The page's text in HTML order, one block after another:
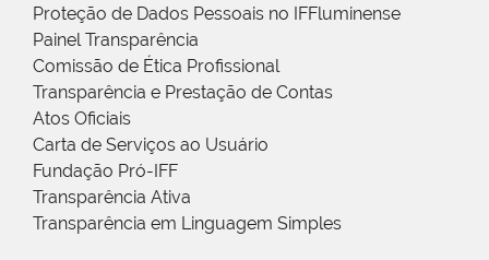
Proteção de Dados Pessoais no IFFluminense
Painel Transparência
Comissão de Ética Profissional
Transparência e Prestação de Contas
Atos Oficiais
Carta de Serviços ao Usuário
Fundação Pró-IFF
Transparência Ativa
Transparência em Linguagem Simples